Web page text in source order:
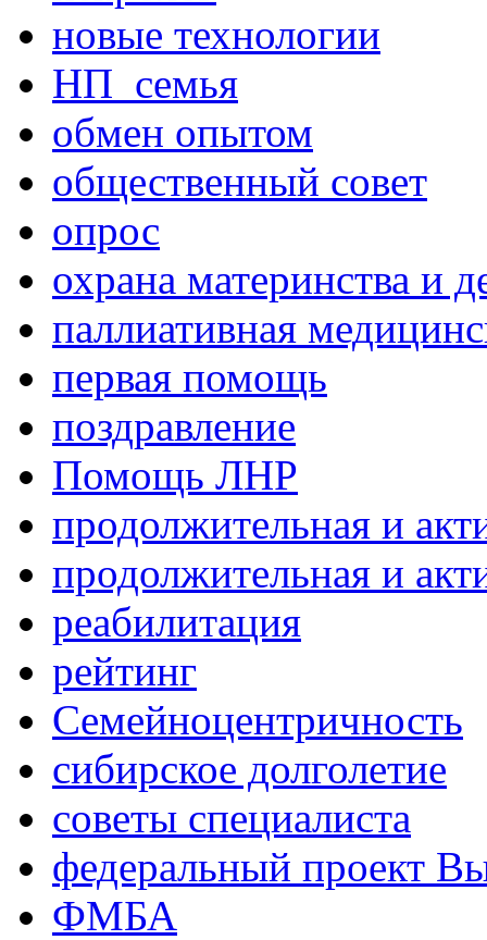
новые технологии
НП_семья
обмен опытом
общественный совет
опрос
охрана материнства и
паллиативная
первая помощь
поздравление
Помощь ЛНР
продолжительная и
продолжительная и
реабилитация
рейтинг
Семейноцентричность
сибирское долголетие
советы специалиста
федеральный проект
ФМБА